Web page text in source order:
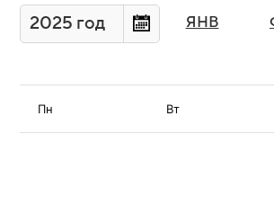
2025 год ЯНВ
Пн Вт